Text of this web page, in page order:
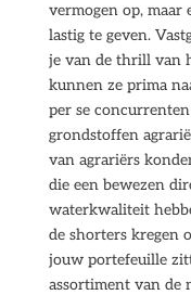
vermogen op, maar
lastig te geven.
je van de thrill van
kunnen ze prima
per se
grondstoffen
van agrariërs
die een bewezen
waterkwaliteit
de shorters kregen
jouw portefeuille
assortiment van de